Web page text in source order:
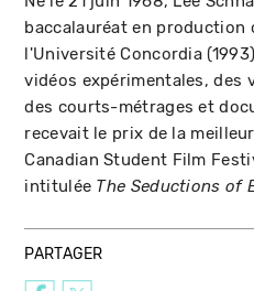
baccalauréat en production
l'Université Concordia
vidéos expérimentales, des
des courts-métrages et
recevait le prix de la
Canadian Student Film
intitulée The Seductions of
PARTAGER